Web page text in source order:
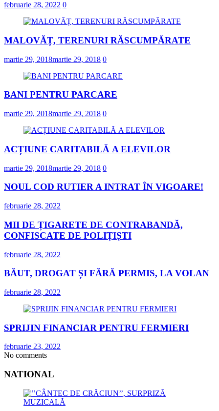
februarie 28, 2022 0
MALOVĂȚ, TERENURI RĂSCUMPĂRATE
martie 29, 2018martie 29, 2018 0
BANI PENTRU PARCARE
martie 29, 2018martie 29, 2018 0
ACȚIUNE CARITABILĂ A ELEVILOR
martie 29, 2018martie 29, 2018 0
NOUL COD RUTIER A INTRAT ÎN VIGOARE!
februarie 28, 2022
MII DE ȚIGARETE DE CONTRABANDĂ,
CONFISCATE DE POLIȚIȘTI
februarie 28, 2022
BĂUT, DROGAT ȘI FĂRĂ PERMIS, LA VOLAN
februarie 28, 2022
SPRIJIN FINANCIAR PENTRU FERMIERI
februarie 23, 2022
No comments
NATIONAL